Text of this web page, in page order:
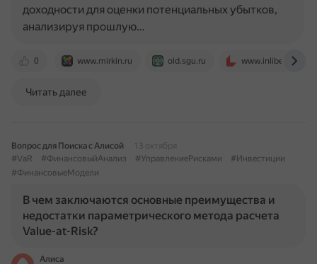
0 www.mirkin.ru old.sgu.ru www.inliber.com
доходности для оценки потенциальных убытков,
анализируя прошлую…
Читать далее
Вопрос для Поиска с Алисой
13 октября
#VaR
#ФинансовыйАнализ #УправлениеРисками
#Инвестиции
#ФинансовыеМодели
В чем заключаются основные преимущества и
недостатки параметрического метода расчета
Value-at-Risk?
Алиса